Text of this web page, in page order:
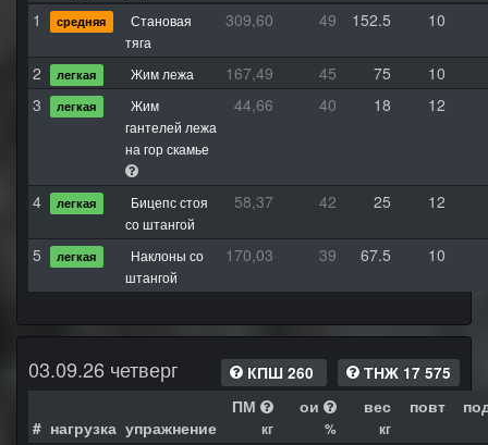
1 средняя
Становая
тяга
309,60 49 152.5 10
2 легкая Жим лежа 167,49 45 75
10
3
легкая
Жим
гантелей лежа
на гор скамье
44,66 40 18 12
4 легкая
Бицепс стоя
со штангой
58,37 42 25 12
5 легкая
Наклоны со
штангой
170,03 39 67.5 10
03.09.26 четверг КПШ 260 ТНЖ 17 575
# нагрузка упражнение
ПМ
кг
ои
%
вес
кг
повт